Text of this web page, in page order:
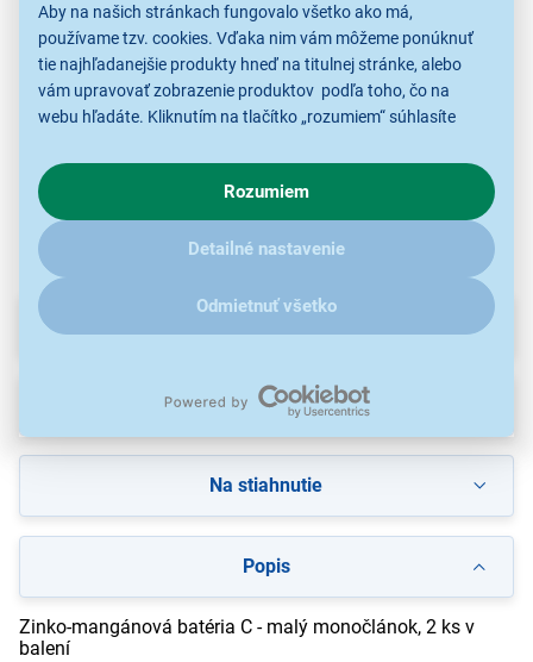
Aby na našich stránkach fungovalo všetko ako má,
používame tzv. cookies. Vďaka nim vám môžeme ponúknuť
tie najhľadanejšie produkty hneď na titulnej stránke, alebo
vám upravovať zobrazenie produktov podľa toho, čo na
webu hľadáte. Kliknutím na tlačítko „rozumiem“ súhlasíte
o chovaní na webe pre zobrazovaní cielených reklám.
V prípade že vás zaujímajú detaily, ako u nás s cookies a
ďalšími údaji pracujeme, kliknitesem.
Rozumiem
Detailné nastavenie
Odmietnuť všetko
S kupónom
2,63 €
4,39 €
Spotrebná batéria
S kupónom
3,51 €
4,39 €
Spotrebná batéria
3,99 €
Spotrebná batéria
Popis
Zinko-mangánová batéria C - malý monočlánok, 2 ks v
balení
Recenzie
Na stiahnutie